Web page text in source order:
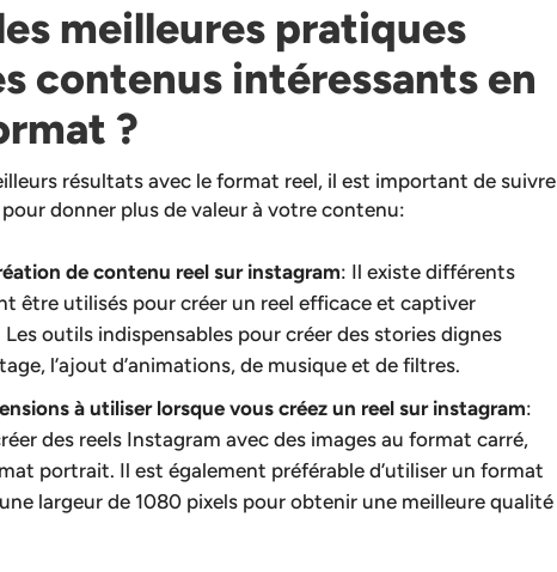
meilleures pratiques
contenus intéressants en
?
résultats avec le format reel, il est important de suivre
donner plus de valeur à votre contenu:
de contenu reel sur instagram: Il existe différents
être utilisés pour créer un reel efficace et captiver
outils indispensables pour créer des stories dignes
l’ajout d’animations, de musique et de filtres.
à utiliser lorsque vous créez un reel sur instagram:
des reels Instagram avec des images au format carré,
portrait. Il est également préférable d’utiliser un format
largeur de 1080 pixels pour obtenir une meilleure qualité